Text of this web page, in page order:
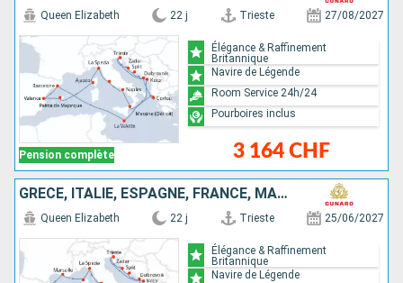
Pension complète
Queen Elizabeth 22 j Trieste 27/08/2027
3 164 CHF
Élégance & Raffinement
Britannique
Navire de Légende
Room Service 24h/24
Pourboires inclus
GRÈCE, ITALIE, ESPAGNE, FRANCE, MALTE, MONTÉNÉGRO, CROATIE
Queen Elizabeth 22 j Trieste 25/06/2027
Élégance & Raffinement
Britannique
Navire de Légende